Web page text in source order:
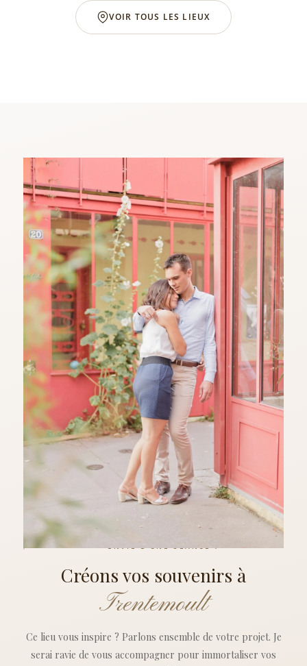
VOIR TOUS LES LIEUX
ENVIE D'UNE SÉANCE ?
Créons vos souvenirs à
Trentemoult
Ce lieu vous inspire ? Parlons ensemble de votre projet. Je
serai ravie de vous accompagner pour immortaliser vos